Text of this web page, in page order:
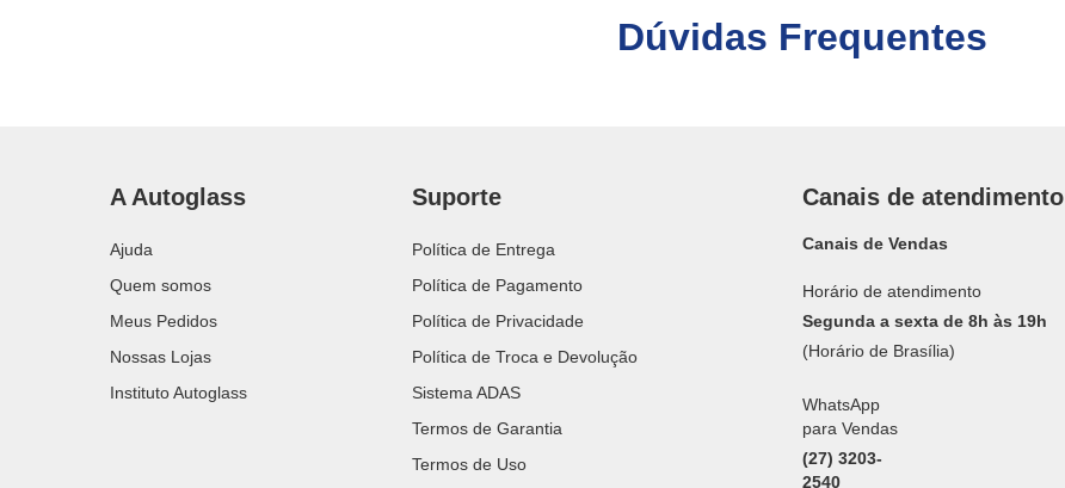
Dúvidas Frequentes
Canais de atendimento
WhatsApp
para Vendas
(27) 3203-
2540
Canais de Vendas
Horário de atendimento
Segunda a sexta de 8h às 19h
(Horário de Brasília)
A Autoglass
Ajuda
Quem somos
Meus Pedidos
Nossas Lojas
Instituto Autoglass
Suporte
Política de Entrega
Política de Pagamento
Política de Privacidade
Política de Troca e Devolução
Sistema ADAS
Termos de Garantia
Termos de Uso